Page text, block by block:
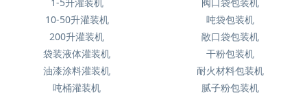
10-50升灌装机
200升灌装机
袋装液体灌装机
油漆涂料灌装机
吨桶灌装机
吨袋包装机
敞口袋包装机
干粉包装机
耐火材料包装机
腻子粉包装机